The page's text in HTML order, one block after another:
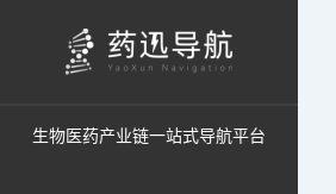
生物医药产业链一站式导航平台